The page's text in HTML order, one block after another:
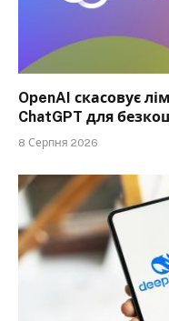
OpenAI скасовує
ChatGPT для
8 Серпня 2026